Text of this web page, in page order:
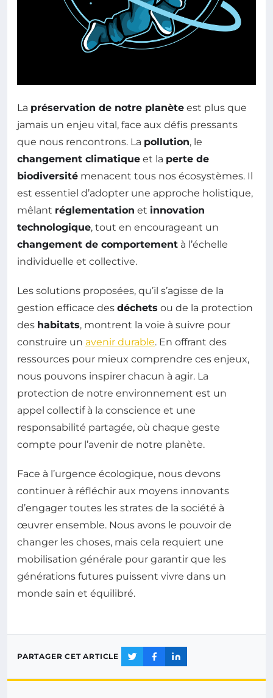
La préservation de notre planète est plus que
jamais un enjeu vital, face aux défis pressants
que nous rencontrons. La pollution, le
changement climatique et la perte de
biodiversité menacent tous nos écosystèmes. Il
est essentiel d’adopter une approche holistique,
mêlant réglementation et innovation
technologique, tout en encourageant un
changement de comportement à l’échelle
individuelle et collective.
Les solutions proposées, qu’il s’agisse de la
gestion efficace des déchets ou de la protection
des habitats, montrent la voie à suivre pour
construire un avenir durable. En offrant des
ressources pour mieux comprendre ces enjeux,
nous pouvons inspirer chacun à agir. La
protection de notre environnement est un
appel collectif à la conscience et une
responsabilité partagée, où chaque geste
compte pour l’avenir de notre planète.
Face à l’urgence écologique, nous devons
continuer à réfléchir aux moyens innovants
d’engager toutes les strates de la société à
œuvrer ensemble. Nous avons le pouvoir de
changer les choses, mais cela requiert une
mobilisation générale pour garantir que les
générations futures puissent vivre dans un
monde sain et équilibré.
PARTAGER CET ARTICLE